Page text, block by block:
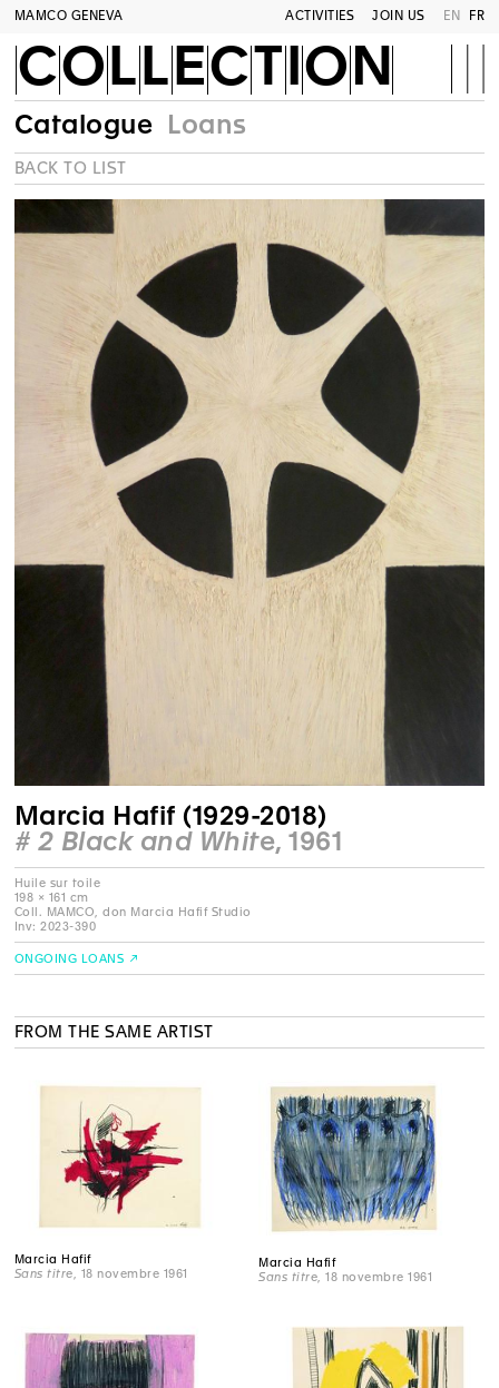
MAMCO GENEVA ACTIVITIES JOIN US EN FR
COLLECTION
Catalogue Loans
BACK TO LIST
Marcia Hafif (1929-2018)
# 2 Black and White, 1961
Huile sur toile
198 × 161 cm
Coll. MAMCO, don Marcia Hafif Studio
Inv: 2023-390
ONGOING LOANS
FROM THE SAME ARTIST
Marcia Hafif
Sans titre , 18 novembre 1961
Marcia Hafif
Sans titre, 18 novembre 1961